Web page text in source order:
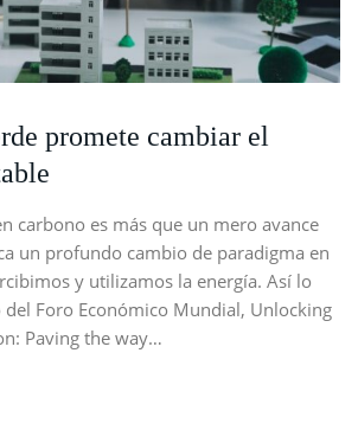
promete cambiar el
carbono es más que un mero avance
un profundo cambio de paradigma en
y utilizamos la energía. Así lo
Foro Económico Mundial, Unlocking
Paving the way…